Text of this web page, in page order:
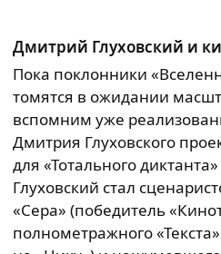
Дмитрий Глуховский и
Пока поклонники
томятся в ожидании
вспомним уже
Дмитрия Глуховского
для «Тотального
Глуховский стал
«Сера» (победитель
полнометражного